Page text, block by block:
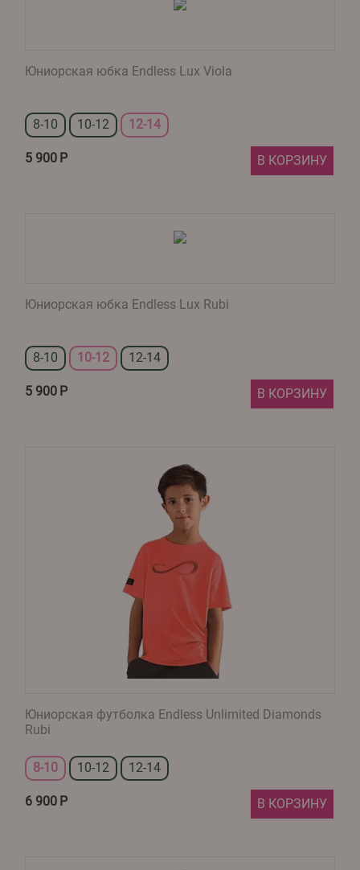
Юниорская юбка Endless Lux Viola
8-10 10-12 12-14
5 900 Р В КОРЗИНУ
Юниорская юбка Endless Lux Rubi
8-10 10-12 12-14
5 900 Р В КОРЗИНУ
Юниорская футболка Endless Unlimited Diamonds
Rubi
8-10 10-12 12-14
6 900 Р В КОРЗИНУ